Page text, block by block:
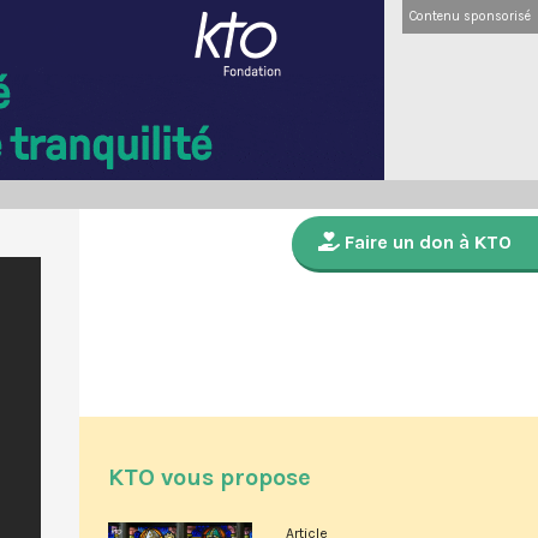
Contenu sponsorisé
Faire un don à KTO
KTO vous propose
Article